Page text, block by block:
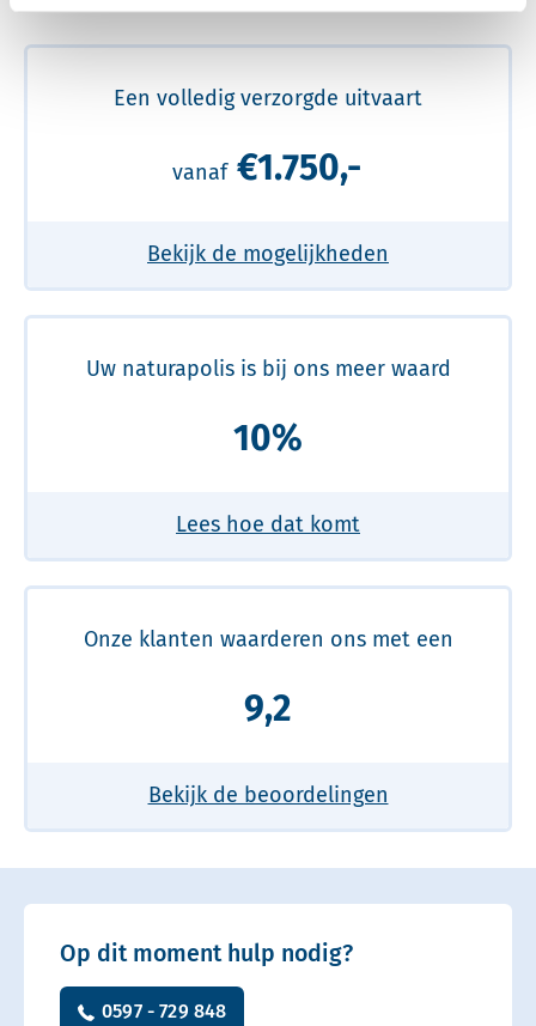
Een volledig verzorgde uitvaart
vanaf €1.750,-
Bekijk de mogelijkheden
Uw naturapolis is bij ons meer waard
10%
Lees hoe dat komt
Onze klanten waarderen ons met een
9,2
Bekijk de beoordelingen
Op dit moment hulp nodig?
0597 - 729 848